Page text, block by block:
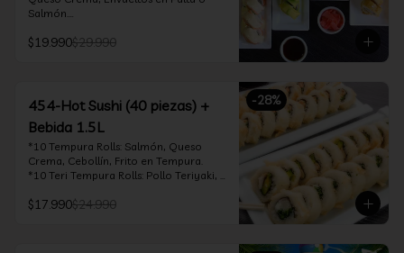
Salmón.
Palta, Cebollín, Envuelto en Queso
salmón y bañado en salsa acevichada
*10 Tempura Rolls: Salmón, Queso
Crema, Cebollín, Frito en Tempura.
*Incluye 2 palitos, 2 soya 30ml, 1 salsa
teriyaki 30ml
$19.990$29.990
-28%
454-Hot Sushi (40 piezas) +
Bebida 1.5L
*10 Tempura Rolls: Salmón, Queso
Crema, Cebollín, Frito en Tempura.
*10 Teri Tempura Rolls: Pollo Teriyaki,
Tempura
$17.990$24.990